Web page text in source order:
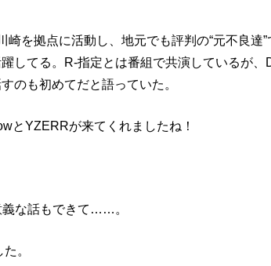
を拠点に活動し、地元でも評判の“元不良達”
してる。R-指定とは番組で共演しているが、
のも初めてだと語っていた。
とYZERRが来てくれましたね！
義な話もできて……。
。